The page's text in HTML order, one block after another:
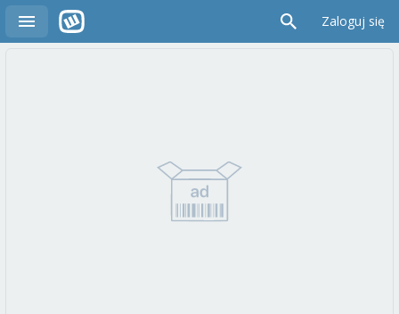
Zaloguj się